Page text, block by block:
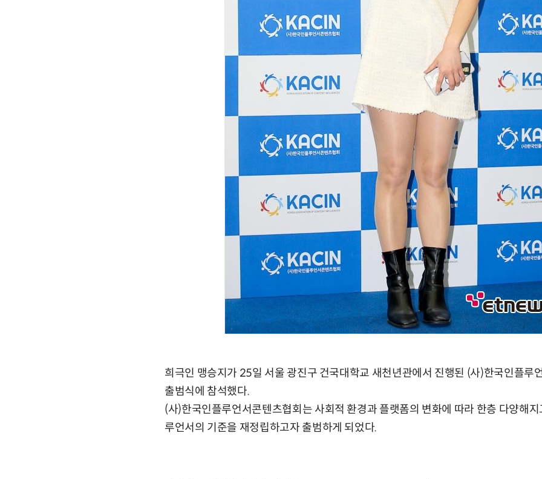
희극인 맹승지가 25일 서울 광진구 건국대학교 새천년관에서 진행된 (사)한국인플루
출범식에 참석했다.
(사)한국인플루언서콘텐츠협회는 사회적 환경과 플랫폼의 변화에 따라 한층 다양해
루언서의 기준을 재정립하고자 출범하게 되었다.